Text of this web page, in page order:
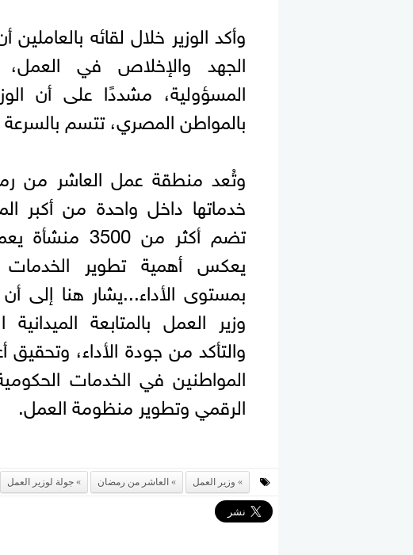
وأكد الوزير خلال لقائه
الجهد والإخلاص في العمل،
المسؤولية، مشددًا على أن
بالمواطن المصري، تتسم بالسرعة
وتُعد منطقة عمل العاشر من
خدماتها داخل واحدة من أكبر
يعكس أهمية تطوير الخدمات
بمستوى الأداء...يشار هنا إلى
وزير العمل بالمتابعة
والتأكد من جودة الأداء، وتحقيق
المواطنين في الخدمات
الرقمي وتطوير منظومة العمل.
وزير العمل العاشر من رمضان جولة لوزير العمل